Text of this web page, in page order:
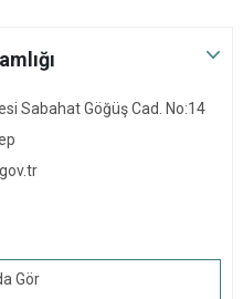
Sabahat Göğüş Cad. No:14
Gör